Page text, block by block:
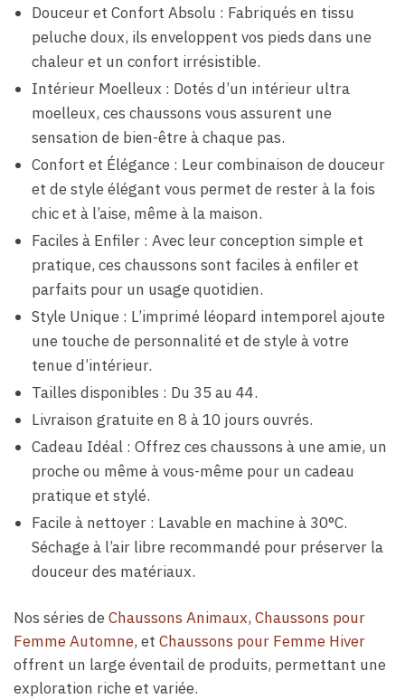
Douceur et Confort Absolu : Fabriqués en tissu
peluche doux, ils enveloppent vos pieds dans une
chaleur et un confort irrésistible.
Intérieur Moelleux : Dotés d’un intérieur ultra
moelleux, ces chaussons vous assurent une
sensation de bien-être à chaque pas.
Confort et Élégance : Leur combinaison de douceur
et de style élégant vous permet de rester à la fois
chic et à l’aise, même à la maison.
Faciles à Enfiler : Avec leur conception simple et
pratique, ces chaussons sont faciles à enfiler et
parfaits pour un usage quotidien.
Style Unique : L’imprimé léopard intemporel ajoute
une touche de personnalité et de style à votre
tenue d’intérieur.
Tailles disponibles : Du 35 au 44.
Livraison gratuite en 8 à 10 jours ouvrés.
Cadeau Idéal : Offrez ces chaussons à une amie, un
proche ou même à vous-même pour un cadeau
pratique et stylé.
Facile à nettoyer : Lavable en machine à 30°C.
Séchage à l’air libre recommandé pour préserver la
douceur des matériaux.
Nos séries deChaussons Animaux, Chaussons pour
Femme Automne, et Chaussons pour Femme Hiver
offrent un large éventail de produits, permettant une
exploration riche et variée.